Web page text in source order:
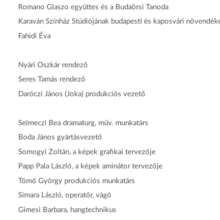
Romano Glaszo együttes és a Budaörsi Tanoda
Karaván Színház Stúdiójának budapesti és kaposvári
Fahidi Éva
Nyári Oszkár rendező
Seres Tamás rendező
Daróczi János (Joka) produkciós vezető
Selmeczi Bea dramaturg, műv. munkatárs
Boda János gyártásvezető
Somogyi Zoltán, a képek grafikai tervezője
Papp Pala László, a képek aminátor tervezője
Tömő György produkciós munkatárs
Simara László, operatőr, vágó
Gimesi Barbara, hangtechnikus